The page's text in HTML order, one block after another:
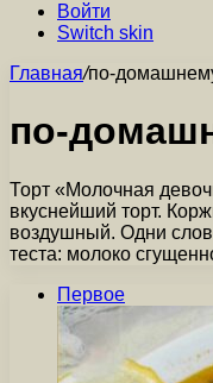
Войти
Switch skin
Главная/по-
по-
Торт «Молочная
вкуснейший торт.
воздушный. Одни
теста: молоко
Первое